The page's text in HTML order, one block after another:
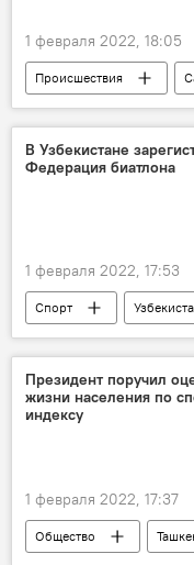
1 февраля 2022, 18:05
Происшествия
В Узбекистане
Федерация биатлона
1 февраля 2022, 17:53
Спорт
винтовка
Президент поручил
жизни населения по
индексу
1 февраля 2022, 17:37
Общество